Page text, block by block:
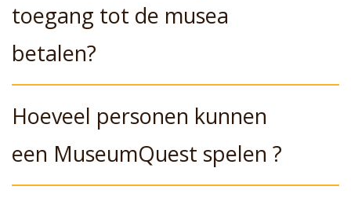
toegang tot de musea
betalen?
Hoeveel personen kunnen
een MuseumQuest spelen ?